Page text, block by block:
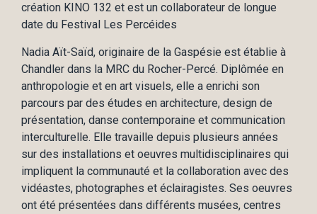
création KINO 132 et est un collaborateur de longue
date du Festival Les Percéides
Nadia Aït-Saïd, originaire de la Gaspésie est établie à
Chandler dans la MRC du Rocher-Percé. Diplômée en
anthropologie et en art visuels, elle a enrichi son
parcours par des études en architecture, design de
présentation, danse contemporaine et communication
interculturelle. Elle travaille depuis plusieurs années
sur des installations et oeuvres multidisciplinaires qui
impliquent la communauté et la collaboration avec des
vidéastes, photographes et éclairagistes. Ses oeuvres
ont été présentées dans différents musées, centres